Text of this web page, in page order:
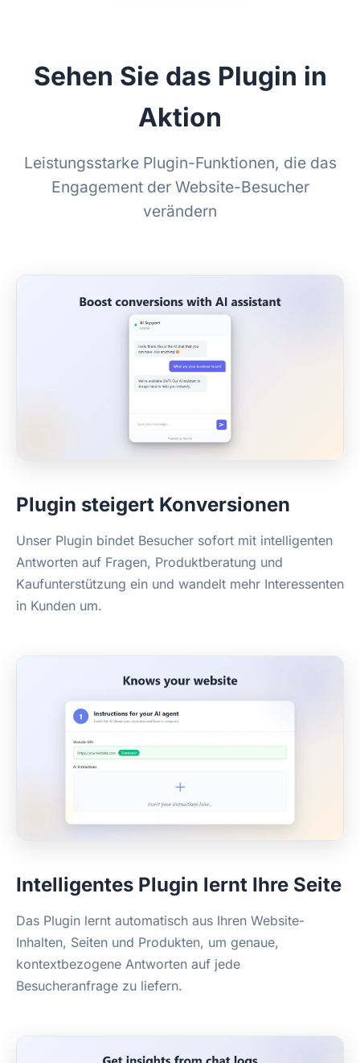
Sehen Sie das Plugin in
Aktion
Leistungsstarke Plugin-Funktionen, die das
Engagement der Website-Besucher
verändern
Plugin steigert Konversionen
Unser Plugin bindet Besucher sofort mit intelligenten
Antworten auf Fragen, Produktberatung und
Kaufunterstützung ein und wandelt mehr Interessenten
in Kunden um.
Intelligentes Plugin lernt Ihre Seite
Das Plugin lernt automatisch aus Ihren Website-
Inhalten, Seiten und Produkten, um genaue,
kontextbezogene Antworten auf jede
Besucheranfrage zu liefern.